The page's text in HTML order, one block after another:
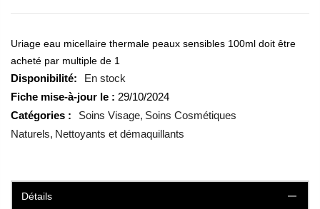
Uriage eau micellaire thermale peaux sensibles 100ml doit être
acheté par multiple de 1
En stock
Fiche mise-à-jour le : 29/10/2024
Catégories :
Soins Visage Soins Cosmétiques
Naturels Nettoyants et démaquillants
Détails